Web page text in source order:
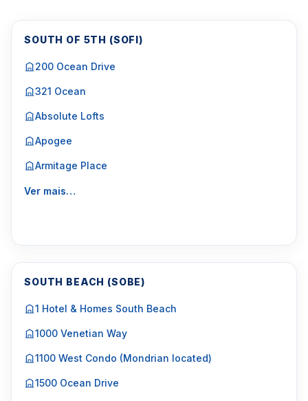
SOUTH OF 5TH (SOFI)
200 Ocean Drive
321 Ocean
Absolute Lofts
Apogee
Armitage Place
Ver mais…
SOUTH BEACH (SOBE)
1 Hotel & Homes South Beach
1000 Venetian Way
1100 West Condo (Mondrian located)
1500 Ocean Drive